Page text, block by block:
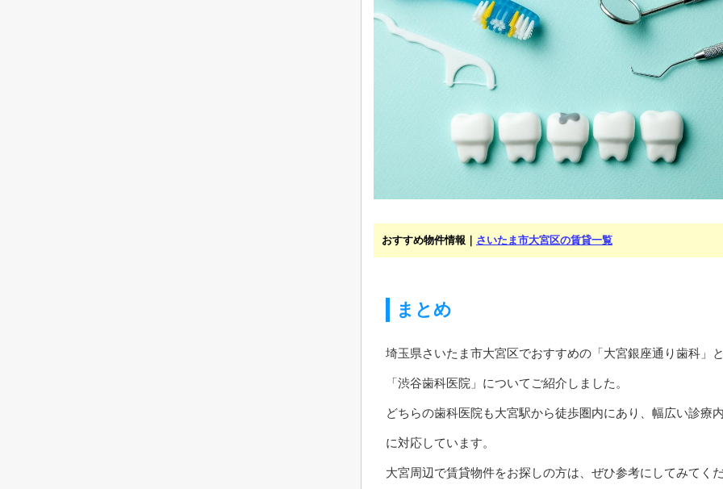
おすすめ物件情報｜ さいたま市大宮区の賃貸一覧
まとめ
埼玉県さいたま市大宮区でおすすめの「大宮銀座通り歯科」
「渋谷歯科医院」についてご紹介しました。
どちらの歯科医院も大宮駅から徒歩圏内にあり、幅広い診療
に対応しています。
大宮周辺で賃貸物件をお探しの方は、ぜひ参考にしてみてく